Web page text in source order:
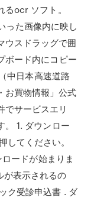
るocr ソフト。
た画像内に映し
ウスドラッグで囲
ボード内にコピー
中日本高速道路
お買物情報」公式
サービスエリ
。 1. ダウンロー
してください。
ードが始まりま
が表示されるの
ク受診申込書 . ダ